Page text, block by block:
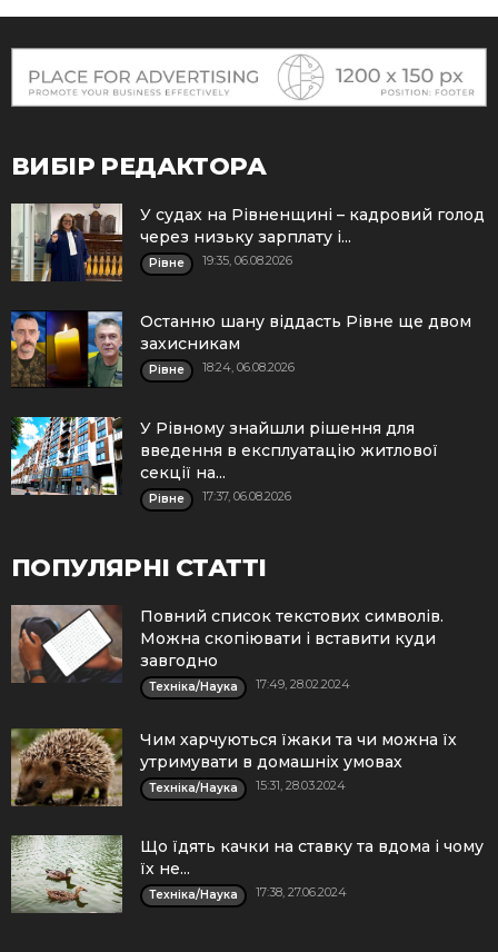
ВИБІР РЕДАКТОРА
У судах на Рівненщині – кадровий голод
через низьку зарплату і...
Рівне 19:35, 06.08.2026
Останню шану віддасть Рівне ще двом
захисникам
Рівне 18:24, 06.08.2026
У Рівному знайшли рішення для
введення в експлуатацію житлової
секції на...
Рівне 17:37, 06.08.2026
ПОПУЛЯРНІ СТАТТІ
Повний список текстових символів.
Можна скопіювати і вставити куди
завгодно
Техніка/Наука 17:49, 28.02.2024
Чим харчуються їжаки та чи можна їх
утримувати в домашніх умовах
Техніка/Наука 15:31, 28.03.2024
Що їдять качки на ставку та вдома і чому
їх не...
Техніка/Наука 17:38, 27.06.2024